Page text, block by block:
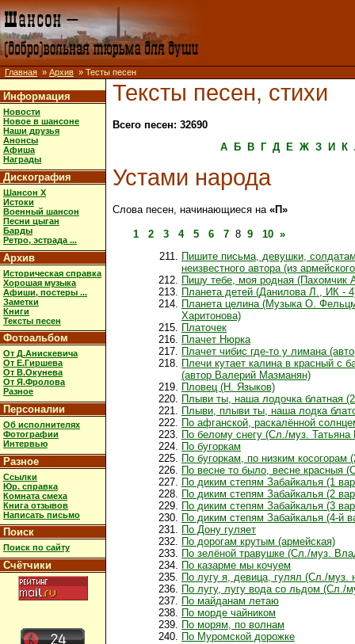
Главная » Архив » Тесты песен
Информация
Новости
Новое в шансоне
Наши друзья
Анонсы
Афиша
Награды
Дискография
Шансон X
Истоки
Военный шансон
Песни цыган
Барды
Ретро, эстрада ...
Архив
Историческая справка
Хорошая музыка
Афиши, постеры ...
Заметки
Книги
Тексты песен
Фотоальбом
От Д.Анискевича
От Е.Гиршева
От В.Окунева
От Я.Фролова
Разное
Персоналии
Об исполнителях
Фотографии
Интервью
Разное
Ссылки
Юр. справка
Комната смеха
Книга отзывов
Написать письмо
Поиск
Поиск по сайту
Счётчики
Тексты песен, стихи
Всего песен: 32690
А
Б В Г Д Е Ж З И К
Устами народа
Слова песен, начинающиеся на «П»
1 2 3 4 5 6 7 8 9 10 »
Пишите письма, девушки,
неизвестного автора (из
Пишу тебе, моя родная (Пахомчик
Планета детей (Данилова Л., ИК -
Планета целина (Музыка О.
Харитонова)
Платочек
Плачет Нюрка
Плачет чибис где-то у лимана
Плечи кутает калина в красный с
(автор Валерий Мазманян)
Пловец (Н. Языков)
Плыви ты, наша лодочка блатная
Плыви, плыви ты, наша лодка
По афганской, раскалённой
По белому снегу (Сл./муз. Татьяна
По бугоркам
По бугоркам, по низким косогорам
По весне то было, весне красныя
По диким степям Забайкалья (1
По диким степям Забайкалья (2
По диким степям Забайкалья (3
По диким степям Забайкалья (4-й
По Дону гуляет
По дорогам крутым (армейская)
По зелёной травушке (Сл./муз.
По казарме мы кочуем
По лугу я, девица, гулял (Сл./муз.
По лугу, лугу вода со льдом (Сл./
По майданам летаю
По морде чайником
По морям, по волнам
По Муромской дорожке